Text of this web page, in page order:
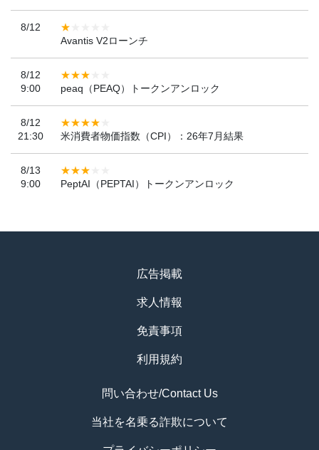
8/12
Avantis V2ローンチ
8/12
9:00
peaq（PEAQ）トークンアンロック
8/12
21:30
米消費者物価指数（CPI）：26年7月結果
8/13
9:00
PeptAI（PEPTAI）トークンアンロック
広告掲載
求人情報
免責事項
利用規約
問い合わせ/Contact Us
当社を名乗る詐欺について